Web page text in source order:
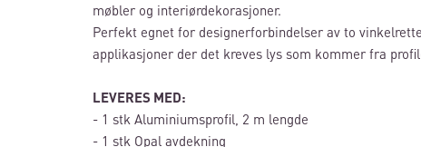
møbler og interiørdekorasjoner.
Perfekt egnet for designerforbindelser av to
applikasjoner der det kreves lys som kommer fra
LEVERES MED:
- 1 stk Aluminiumsprofil, 2 m lengde
- 1 stk Opal avdekning